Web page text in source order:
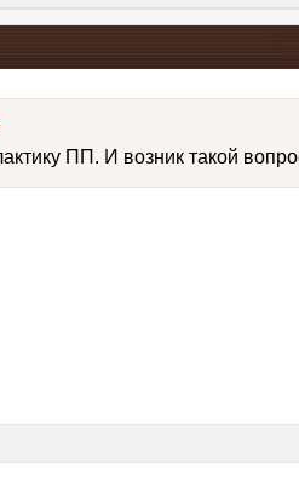
ПП. И возник такой